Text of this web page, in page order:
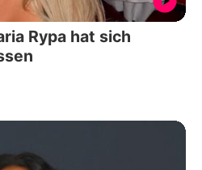
Rypa hat sich